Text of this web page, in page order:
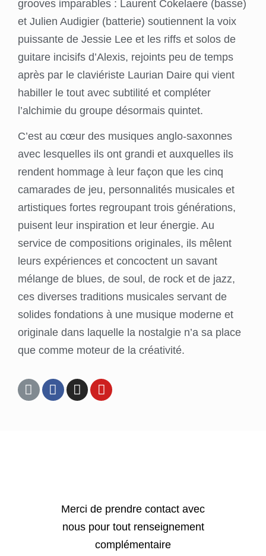
grooves imparables : Laurent Cokelaere (basse)
et Julien Audigier (batterie) soutiennent la voix
puissante de Jessie Lee et les riffs et solos de
guitare incisifs d’Alexis, rejoints peu de temps
après par le claviériste Laurian Daire qui vient
habiller le tout avec subtilité et compléter
l’alchimie du groupe désormais quintet.
C’est au cœur des musiques anglo-saxonnes
avec lesquelles ils ont grandi et auxquelles ils
rendent hommage à leur façon que les cinq
camarades de jeu, personnalités musicales et
artistiques fortes regroupant trois générations,
puisent leur inspiration et leur énergie. Au
service de compositions originales, ils mêlent
leurs expériences et concoctent un savant
mélange de blues, de soul, de rock et de jazz,
ces diverses traditions musicales servant de
solides fondations à une musique moderne et
originale dans laquelle la nostalgie n’a sa place
que comme moteur de la créativité.
Merci de prendre contact avec
nous pour tout renseignement
complémentaire